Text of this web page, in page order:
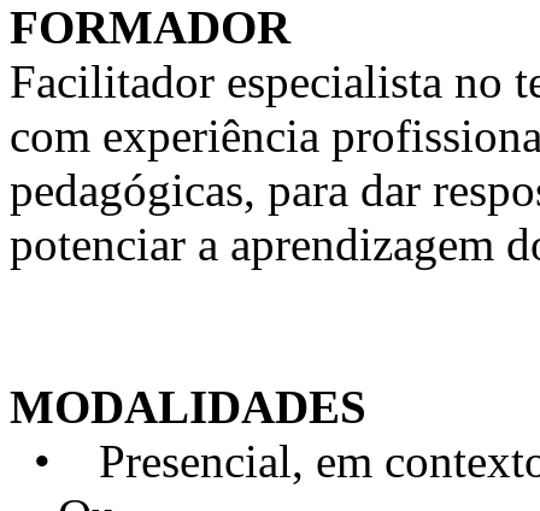
FORMADOR
Facilitador especialista no
com experiência
pedagógicas, para dar
potenciar a aprendizagem
MODALIDADES
• Presencial, em